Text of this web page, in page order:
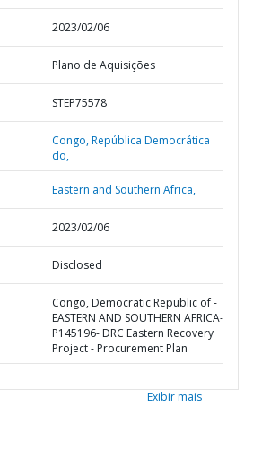
2023/02/06
Plano de Aquisições
STEP75578
Congo,República Democrática
do,
Eastern and Southern Africa,
2023/02/06
Disclosed
Congo, Democratic Republic of -
EASTERN AND SOUTHERN AFRICA-
P145196- DRC Eastern Recovery
Project - Procurement Plan
Exibir mais